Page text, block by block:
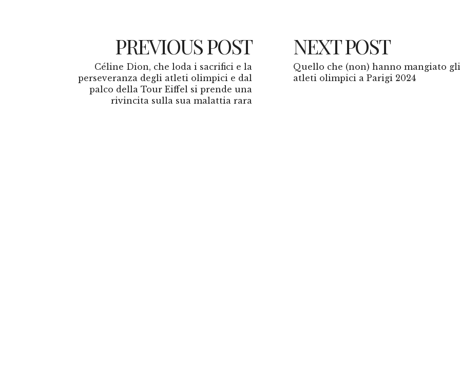
PREVIOUS POST
Céline Dion, che loda i sacrifici e la
perseveranza degli atleti olimpici e dal
palco della Tour Eiffel si prende una
rivincita sulla sua malattia rara
NEXT POST
Quello che (non) hanno mangiato gli
atleti olimpici a Parigi 2024